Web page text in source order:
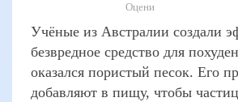
Оцени
Учёные из Австралии создали
безвредное средство для
оказался пористый песок. Его
добавляют в пищу, чтобы